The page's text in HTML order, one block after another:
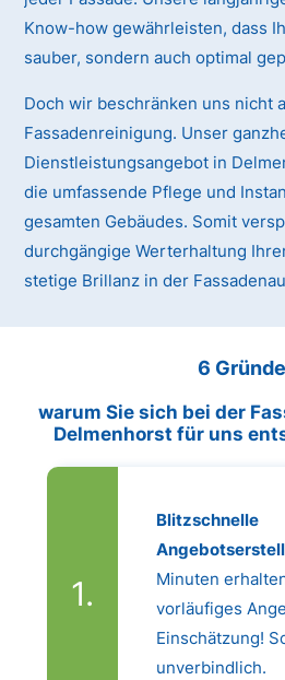
Know-how gewährleisten, dass
sauber, sondern auch optimal
Doch wir beschränken uns nicht
Fassadenreinigung. Unser
Dienstleistungsangebot in
die umfassende Pflege und
gesamten Gebäudes. Somit
durchgängige Werterhaltung
stetige Brillanz in der
6
warum Sie sich bei der
Delmenhorst für uns
Blitzschnelle
Minuten
vorläufiges
Einschätzung!
unverbindlich.